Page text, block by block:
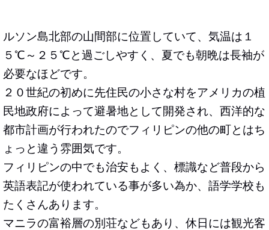
ルソン島北部の山間部に位置していて、気温は１
５℃～２５℃と過ごしやすく、夏でも朝晩は長袖が
必要なほどです。
２０世紀の初めに先住民の小さな村をアメリカの植
民地政府によって避暑地として開発され、西洋的な
都市計画が行われたのでフィリピンの他の町とはち
ょっと違う雰囲気です。
フィリピンの中でも治安もよく、標識など普段から
英語表記が使われている事が多い為か、語学学校も
たくさんあります。
マニラの富裕層の別荘などもあり、休日には観光客